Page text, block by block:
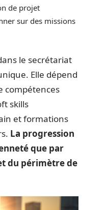
de projet
sur des missions
le secrétariat
Elle dépend
compétences
skills
et formations
La progression
que par
du périmètre de